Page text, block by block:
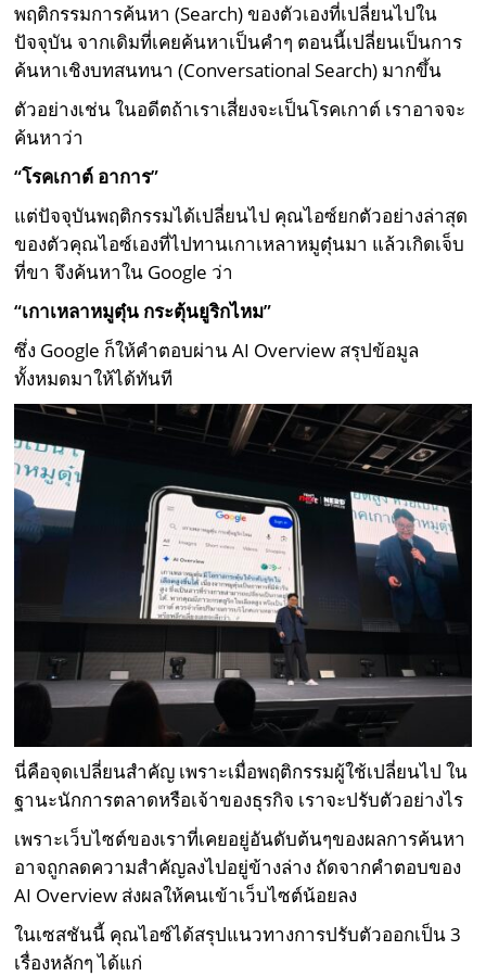
พฤติกรรมการค้นหา (Search) ของตัวเองที่เปลี่ยนไปใน
ปัจจุบัน จากเดิมที่เคยค้นหาเป็นคำๆ ตอนนี้เปลี่ยนเป็นการ
ค้นหาเชิงบทสนทนา (Conversational Search) มากขึ้น
ตัวอย่างเช่น ในอดีตถ้าเราเสี่ยงจะเป็นโรคเกาต์ เราอาจจะ
ค้นหาว่า
“โรคเกาต์ อาการ”
แต่ปัจจุบันพฤติกรรมได้เปลี่ยนไป คุณไอซ์ยกตัวอย่างล่าสุด
ของตัวคุณไอซ์เองที่ไปทานเกาเหลาหมูตุ๋นมา แล้วเกิดเจ็บ
ที่ขา จึงค้นหาใน Google ว่า
“เกาเหลาหมูตุ๋น กระตุ้นยูริกไหม”
ซึ่ง Google ก็ให้คำตอบผ่าน AI Overview สรุปข้อมูล
ทั้งหมดมาให้ได้ทันที
นี่คือจุดเปลี่ยนสำคัญ เพราะเมื่อพฤติกรรมผู้ใช้เปลี่ยนไป ใน
ฐานะนักการตลาดหรือเจ้าของธุรกิจ เราจะปรับตัวอย่างไร
เพราะเว็บไซต์ของเราที่เคยอยู่อันดับต้นๆของผลการค้นหา
อาจถูกลดความสำคัญลงไปอยู่ข้างล่าง ถัดจากคำตอบของ
AI Overview ส่งผลให้คนเข้าเว็บไซต์น้อยลง
ในเซสชันนี้ คุณไอซ์ได้สรุปแนวทางการปรับตัวออกเป็น 3
เรื่องหลักๆ ได้แก่